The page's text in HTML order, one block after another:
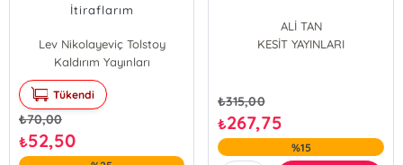
İtiraflarım
Lev Nikolayeviç Tolstoy
Kaldırım Yayınları
Tükendi
₺70,00
₺52,50
ALİ TAN
KESİT YAYINLARI
₺315,00
₺267,75
%15